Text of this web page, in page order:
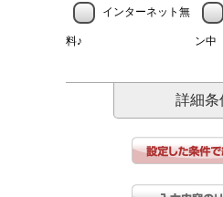
インターネット無
料♪ ン中